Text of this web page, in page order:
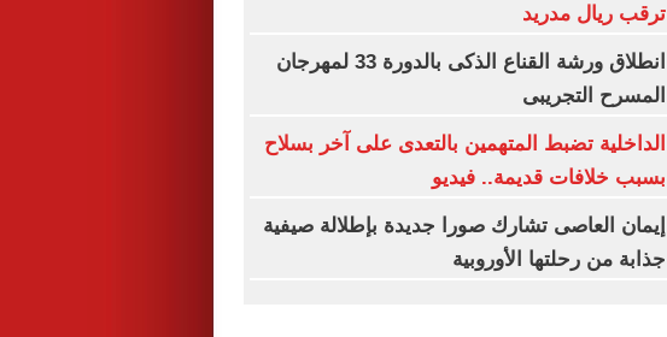
ترقب ريال مدريد
انطلاق ورشة القناع الذكى بالدورة 33 لمهرجان
المسرح التجريبى
الداخلية تضبط المتهمين بالتعدى على آخر بسلاح
بسبب خلافات قديمة.. فيديو
إيمان العاصى تشارك صورا جديدة بإطلالة صيفية
جذابة من رحلتها الأوروبية